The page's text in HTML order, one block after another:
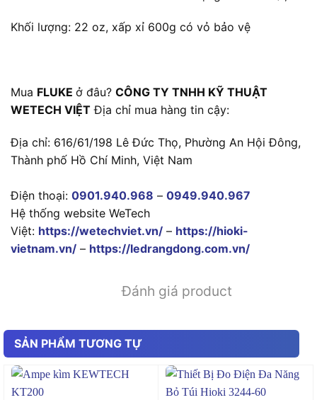
Khối lượng: 22 oz, xấp xỉ 600g có vỏ bảo vệ
Mua FLUKE ở đâu? CÔNG TY TNHH KỸ THUẬT
WETECH VIỆT Địa chỉ mua hàng tin cậy:
Địa chỉ: 616/61/198 Lê Đức Thọ, Phường An Hội Đông,
Thành phố Hồ Chí Minh, Việt Nam
Điện thoại: 0901.940.968 – 0949.940.967
Hệ thống website WeTech
Việt: https://wetechviet.vn/ – https://hioki-
vietnam.vn/ – https://ledrangdong.com.vn/
Đánh giá product
SẢN PHẨM TƯƠNG TỰ